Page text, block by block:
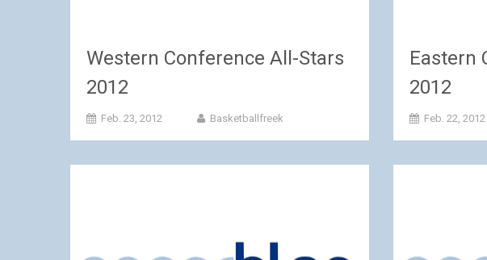
Western Conference All-Stars
2012
Feb. 23, 2012 Basketballfreek
Eastern
2012
Feb. 22, 2012